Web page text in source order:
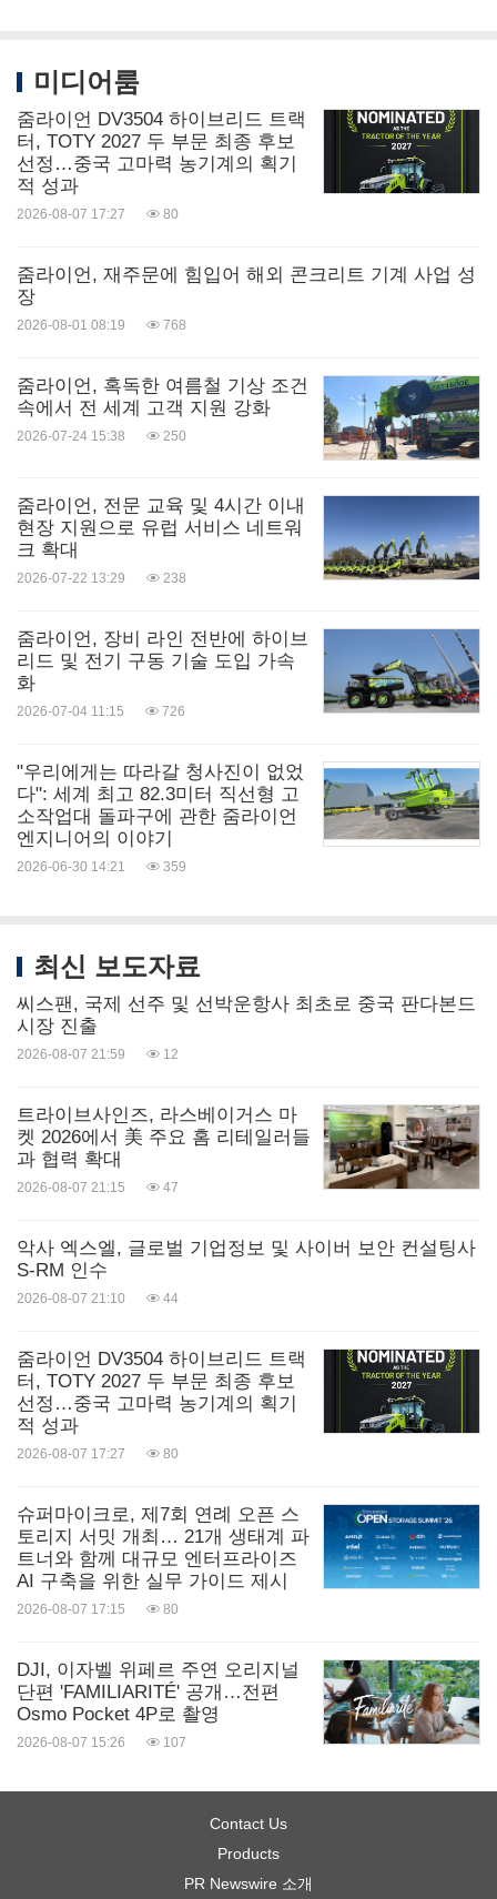
미디어룸
줌라이언 DV3504 하이브리드 트랙
터, TOTY 2027 두 부문 최종 후보
선정…중국 고마력 농기계의 획기
적 성과
2026-08-07 17:27 80
줌라이언, 재주문에 힘입어 해외 콘크리트 기계 사업 성
장
2026-08-01 08:19 768
줌라이언, 혹독한 여름철 기상 조건
속에서 전 세계 고객 지원 강화
2026-07-24 15:38 250
줌라이언, 전문 교육 및 4시간 이내
현장 지원으로 유럽 서비스 네트워
크 확대
2026-07-22 13:29 238
줌라이언, 장비 라인 전반에 하이브
리드 및 전기 구동 기술 도입 가속
화
2026-07-04 11:15 726
"우리에게는 따라갈 청사진이 없었
다": 세계 최고 82.3미터 직선형 고
소작업대 돌파구에 관한 줌라이언
엔지니어의 이야기
2026-06-30 14:21 359
최신 보도자료
씨스팬, 국제 선주 및 선박운항사 최초로 중국 판다본드
시장 진출
2026-08-07 21:59 12
트라이브사인즈, 라스베이거스 마
켓 2026에서 美 주요 홈 리테일러들
과 협력 확대
2026-08-07 21:15 47
악사 엑스엘, 글로벌 기업정보 및 사이버 보안 컨설팅사
S-RM 인수
2026-08-07 21:10 44
줌라이언 DV3504 하이브리드 트랙
터, TOTY 2027 두 부문 최종 후보
선정…중국 고마력 농기계의 획기
적 성과
2026-08-07 17:27 80
슈퍼마이크로, 제7회 연례 오픈 스
토리지 서밋 개최… 21개 생태계 파
트너와 함께 대규모 엔터프라이즈
AI 구축을 위한 실무 가이드 제시
2026-08-07 17:15 80
DJI, 이자벨 위페르 주연 오리지널
단편 'FAMILIARITÉ' 공개…전편
Osmo Pocket 4P로 촬영
2026-08-07 15:26 107
Contact Us
Products
PR Newswire 소개